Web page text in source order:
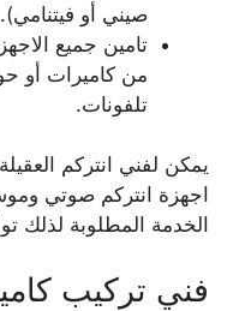
صيني أو فيتنامي).
تامين جميع
من كاميرات أو
تلفونات.
يمكن لفني انتركم
اجهزة انتركم صوتي
الخدمة المطلوبة لذلك
فني تركيب